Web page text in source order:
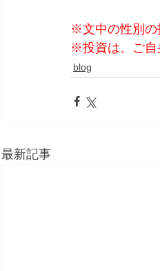
※文中の性別の
※投資は、ご自
blog
最新記事